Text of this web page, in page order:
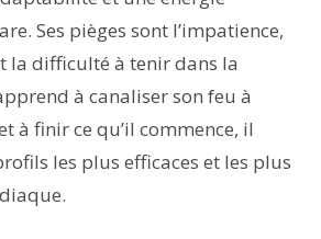
Ses pièges sont l’impatience,
la difficulté à tenir dans la
à canaliser son feu à
à finir ce qu’il commence, il
les plus efficaces et les plus